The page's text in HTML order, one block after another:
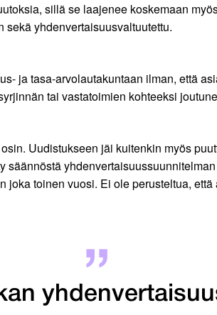
sillä se laajenee koskemaan
yhdenvertaisuusvaltuutettu.
ja tasa-arvolautakuntaan ilman, että
tai vastatoimien kohteeksi
Uudistukseen jäi kuitenkin myös
toinen vuosi. Ei ole perusteltua,